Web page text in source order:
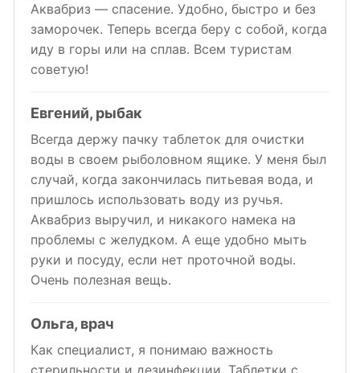
Аквабриз — спасение. Удобно, быстро и без
заморочек. Теперь всегда беру с собой, когда
иду в горы или на сплав. Всем туристам
советую!
Евгений, рыбак
Всегда держу пачку таблеток для очистки
воды в своем рыболовном ящике. У меня был
случай, когда закончилась питьевая вода, и
пришлось использовать воду из ручья.
Аквабриз выручил, и никакого намека на
проблемы с желудком. А еще удобно мыть
руки и посуду, если нет проточной воды.
Очень полезная вещь.
Ольга, врач
Как специалист, я понимаю важность